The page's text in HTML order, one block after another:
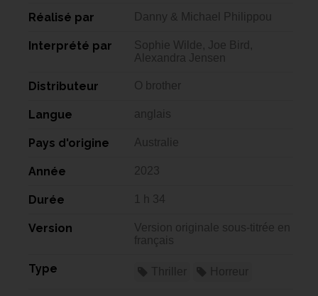
Réalisé par Danny & Michael Philippou
Interprété par
Sophie Wilde, Joe Bird,
Alexandra Jensen
Distributeur O brother
Langue anglais
Pays d'origine Australie
Année 2023
Durée 1 h 34
Version
Version originale sous-titrée en
français
Type